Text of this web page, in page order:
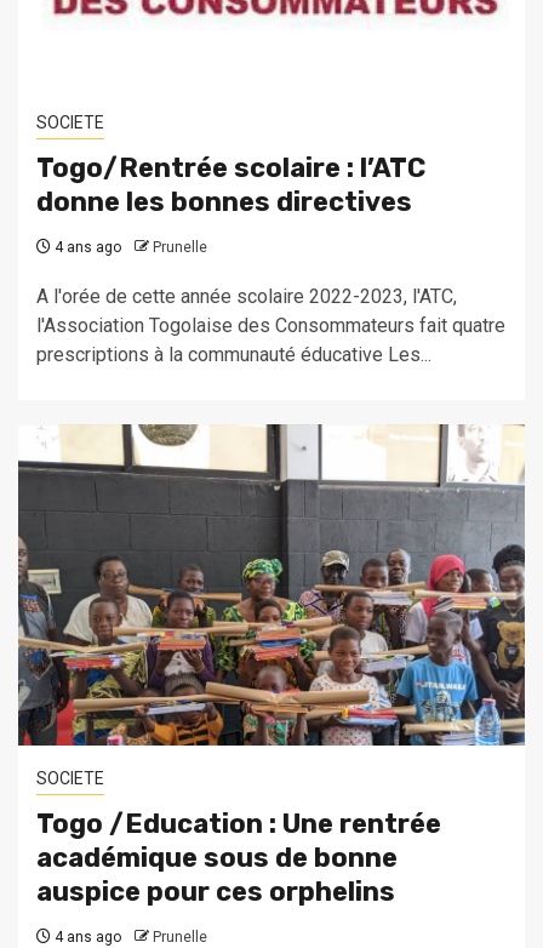
SOCIETE
Togo/Rentrée scolaire : l’ATC
donne les bonnes directives
4 ans ago Prunelle
A l'orée de cette année scolaire 2022-2023, l'ATC,
l'Association Togolaise des Consommateurs fait quatre
prescriptions à la communauté éducative Les...
SOCIETE
Togo /Education : Une rentrée
académique sous de bonne
auspice pour ces orphelins
4 ans ago Prunelle